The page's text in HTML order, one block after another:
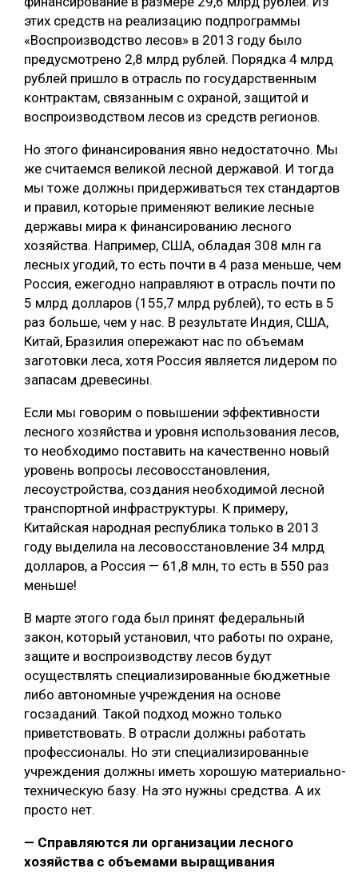
этих средств на реализацию подпрограммы
«Воспроизводство лесов» в 2013 году было
предусмотрено 2,8 млрд рублей. Порядка 4 млрд
рублей пришло в отрасль по государственным
контрактам, связанным с охраной, защитой и
воспроизводством лесов из средств регионов.
Но этого финансирования явно недостаточно. Мы
же считаемся великой лесной державой. И тогда
мы тоже должны придерживаться тех стандартов
и правил, которые применяют великие лесные
державы мира к финансированию лесного
хозяйства. Например, США, обладая 308 млн га
лесных угодий, то есть почти в 4 раза меньше, чем
Россия, ежегодно направляют в отрасль почти по
5 млрд долларов (155,7 млрд рублей), то есть в 5
раз больше, чем у нас. В результате Индия, США,
Китай, Бразилия опережают нас по объемам
заготовки леса, хотя Россия является лидером по
запасам древесины.
Если мы говорим о повышении эффективности
лесного хозяйства и уровня использования лесов,
то необходимо поставить на качественно новый
уровень вопросы лесовосстановления,
лесоустройства, создания необходимой лесной
транспортной инфраструктуры. К примеру,
Китайская народная республика только в 2013
году выделила на лесовосстановление 34 млрд
долларов, а Россия — 61,8 млн, то есть в 550 раз
меньше!
В марте этого года был принят федеральный
закон, который установил, что работы по охране,
защите и воспроизводству лесов будут
осуществлять специализированные бюджетные
либо автономные учреждения на основе
госзаданий. Такой подход можно только
приветствовать. В отрасли должны работать
профессионалы. Но эти специализированные
учреждения должны иметь хорошую материально-
техническую базу. На это нужны средства. А их
просто нет.
— Справляются ли организации лесного
хозяйства с объемами выращивания